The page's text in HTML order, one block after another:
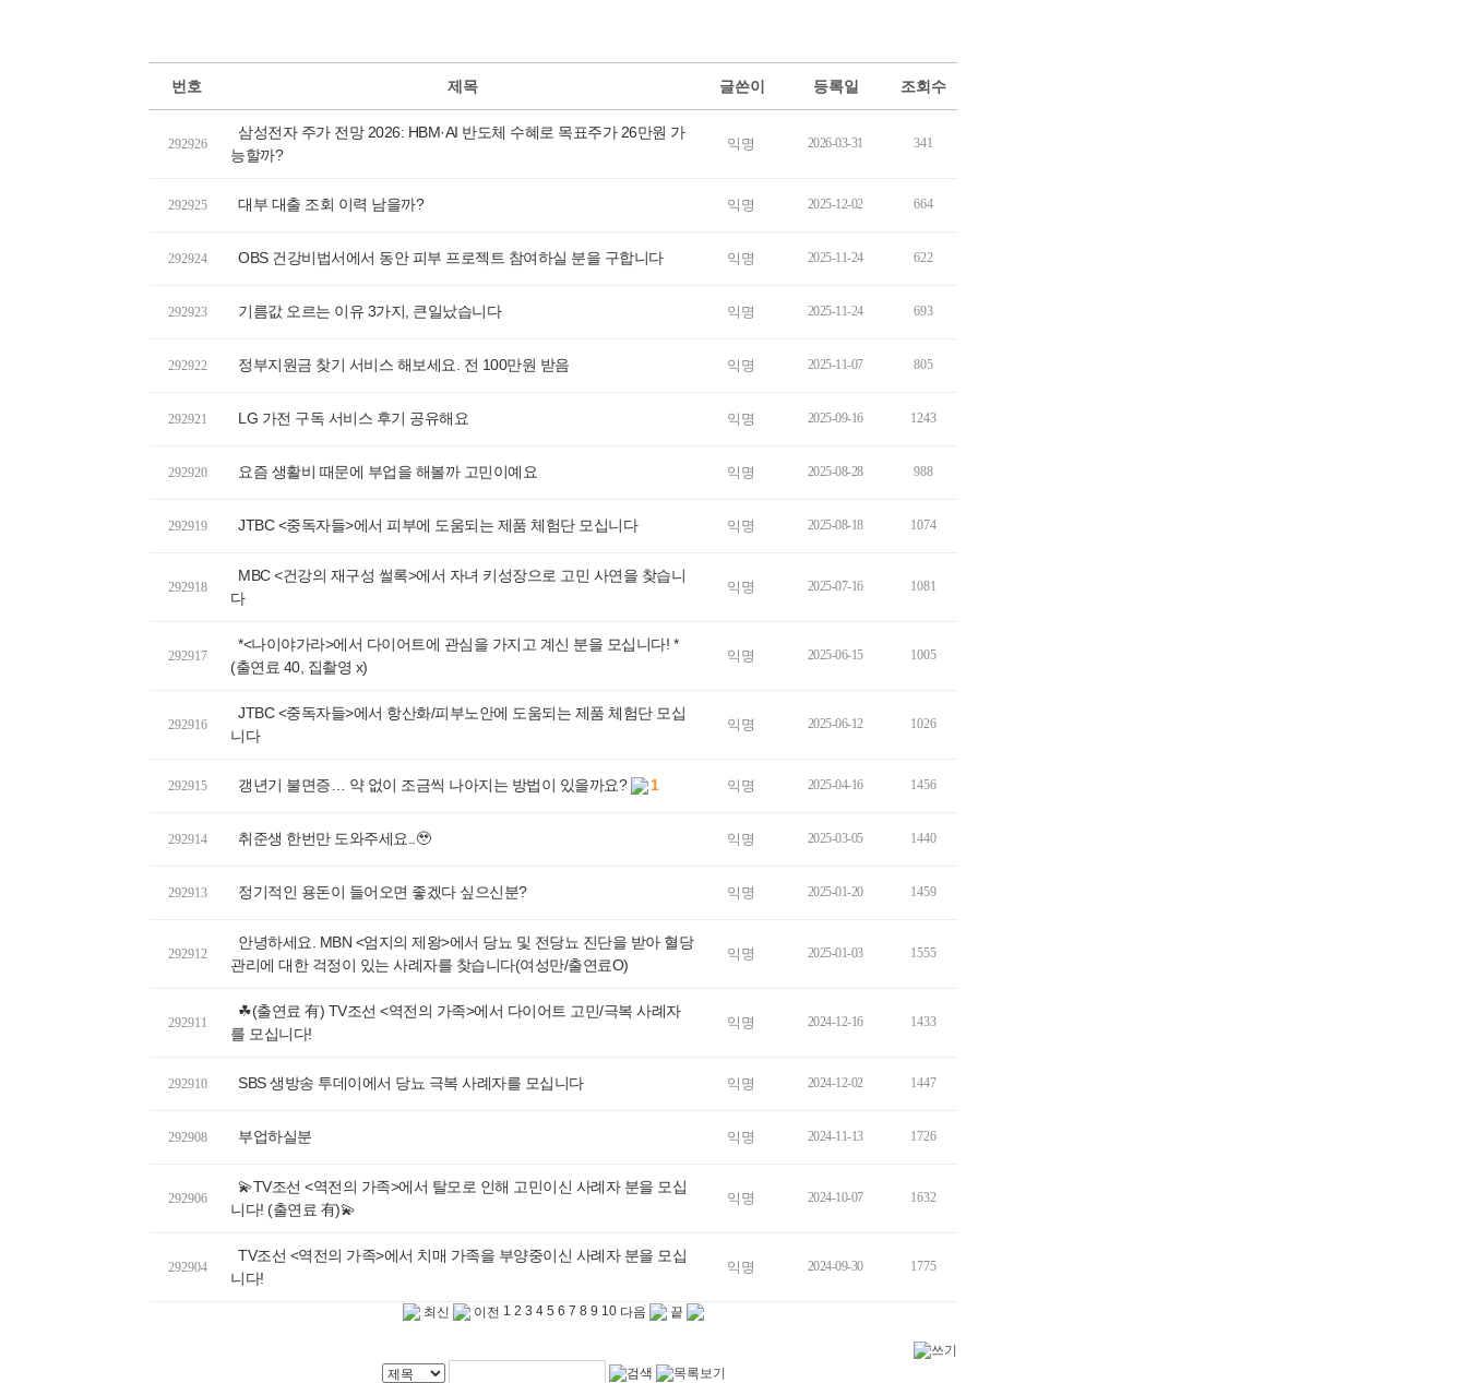
번호 제목 글쓴이 등록일 조회수
292926
삼성전자 주가 전망 2026: HBM·AI 반도체 수혜로 목표주가 26만원 가
능할까?
익명 2026-03-31 341
292925 대부 대출 조회 이력 남을까? 익명 2025-12-02 664
292924 OBS 건강비법서에서 동안 피부 프로젝트 참여하실 분을 구합니다 익명 2025-11-24 622
292923 기름값 오르는 이유 3가지, 큰일났습니다 익명 2025-11-24 693
292922 정부지원금 찾기 서비스 해보세요. 전 100만원 받음 익명 2025-11-07 805
292921 LG 가전 구독 서비스 후기 공유해요 익명 2025-09-16 1243
292920 요즘 생활비 때문에 부업을 해볼까 고민이예요 익명 2025-08-28 988
292919 JTBC <중독자들>에서 피부에 도움되는 제품 체험단 모십니다 익명 2025-08-18 1074
292918
MBC <건강의 재구성 썰록>에서 자녀 키성장으로 고민 사연을 찾습니
다
익명 2025-07-16 1081
292917
*<나이야가라>에서 다이어트에 관심을 가지고 계신 분을 모십니다! *
(출연료 40, 집촬영 x)
익명 2025-06-15 1005
292916
JTBC <중독자들>에서 항산화/피부노안에 도움되는 제품 체험단 모십
니다
익명 2025-06-12 1026
292915 갱년기 불면증… 약 없이 조금씩 나아지는 방법이 있을까요? 1 익명 2025-04-16 1456
292914 취준생 한번만 도와주세요..🥹 익명 2025-03-05 1440
292913 정기적인 용돈이 들어오면 좋겠다 싶으신분? 익명 2025-01-20 1459
292912
안녕하세요. MBN <엄지의 제왕>에서 당뇨 및 전당뇨 진단을 받아 혈당
관리에 대한 걱정이 있는 사례자를 찾습니다(여성만/출연료O)
익명 2025-01-03 1555
292911
☘(출연료 有) TV조선 <역전의 가족>에서 다이어트 고민/극복 사례자
를 모십니다!
익명 2024-12-16 1433
292910 SBS 생방송 투데이에서 당뇨 극복 사례자를 모십니다 익명 2024-12-02 1447
292908 부업하실분 익명 2024-11-13 1726
292906
💫TV조선 <역전의 가족>에서 탈모로 인해 고민이신 사례자 분을 모십
니다! (출연료 有)💫
익명 2024-10-07 1632
292904
TV조선 <역전의 가족>에서 치매 가족을 부양중이신 사례자 분을 모십
니다!
익명 2024-09-30 1775
최신 이전 1 2 3 4 5 6 7 8 9 10 다음 끝